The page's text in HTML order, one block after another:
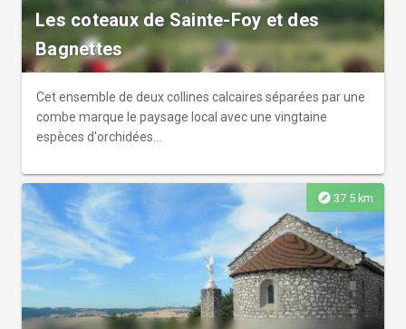
Les coteaux de Sainte-Foy et des
Bagnettes
Cet ensemble de deux collines calcaires séparées par une
combe marque le paysage local avec une vingtaine
espèces d'orchidées...
explore 37.5 km